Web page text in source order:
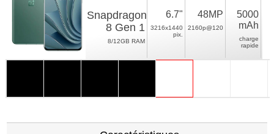
Snapdragon
8 Gen 1
8/12GB RAM
6.7"
3216x1440
pix.
48MP
2160p@120
5000
mAh
charge
rapide